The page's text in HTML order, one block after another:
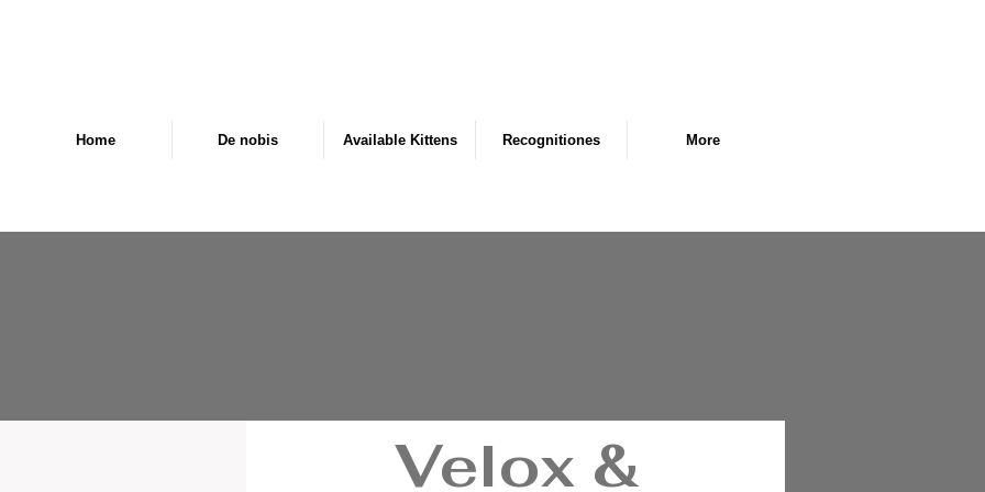
Home De nobis Available Kittens Recognitiones More
Velox &